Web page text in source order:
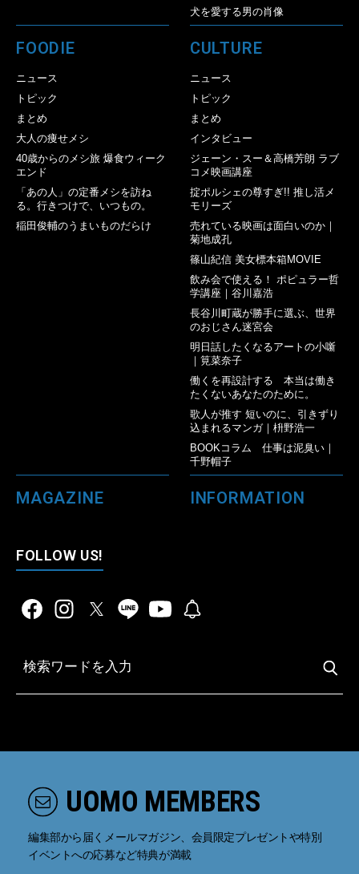
犬を愛する男の肖像
FOODIE
ニュース
トピック
まとめ
大人の痩せメシ
40歳からのメシ旅 爆食ウィーク
エンド
「あの人」の定番メシを訪ね
る。行きつけで、いつもの。
稲田俊輔のうまいものだらけ
CULTURE
ニュース
トピック
まとめ
インタビュー
ジェーン・スー＆高橋芳朗 ラブ
コメ映画講座
掟ポルシェの尊すぎ!! 推し活メ
モリーズ
売れている映画は面白いのか｜
菊地成孔
篠山紀信 美女標本箱MOVIE
飲み会で使える！ ポピュラー哲
学講座｜谷川嘉浩
長谷川町蔵が勝手に選ぶ、世界
のおじさん迷宮会
明日話したくなるアートの小噺
｜筧菜奈子
働くを再設計する 本当は働き
たくないあなたのために。
歌人が推す 短いのに、引きずり
込まれるマンガ｜枡野浩一
BOOKコラム 仕事は泥臭い｜
千野帽子
MAGAZINE INFORMATION
FOLLOW US!
UOMO MEMBERS
編集部から届くメールマガジン、会員限定プレゼントや特別
イベントへの応募など特典が満載